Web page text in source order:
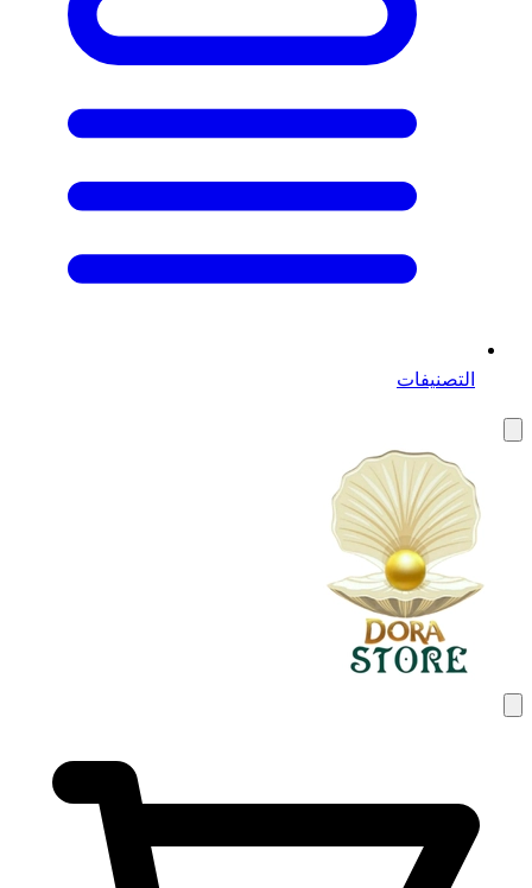
التصنيفات